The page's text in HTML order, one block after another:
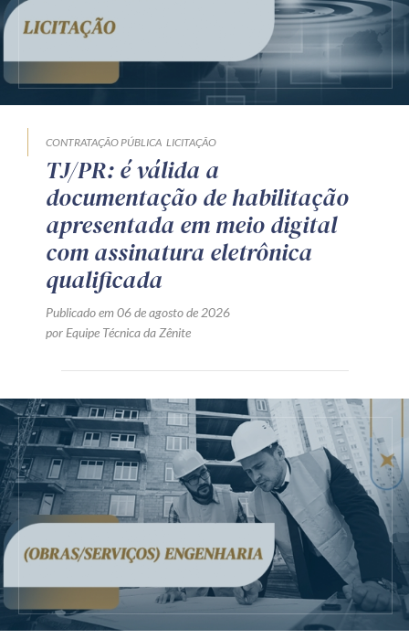
CONTRATAÇÃO PÚBLICA LICITAÇÃO
TJ/PR: é válida a
documentação de habilitação
apresentada em meio digital
com assinatura eletrônica
qualificada
Publicado em 06 de agosto de 2026
por Equipe Técnica da Zênite